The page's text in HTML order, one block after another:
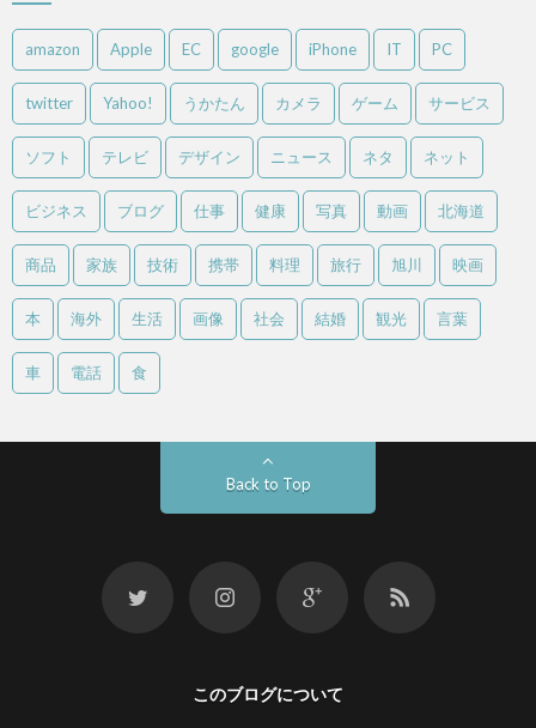
amazon Apple EC google iPhone IT PC
twitter Yahoo! うかたん カメラ ゲーム サービス
ソフト テレビ デザイン ニュース ネタ ネット
ビジネス ブログ 仕事 健康 写真 動画 北海道
商品 家族 技術 携帯 料理 旅行 旭川 映画
本 海外 生活 画像 社会 結婚 観光 言葉
車 電話 食
Back to Top
このブログについて